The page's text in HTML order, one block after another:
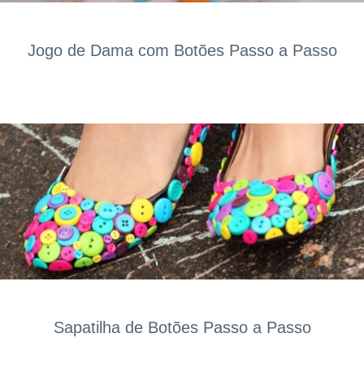
Jogo de Dama com Botões Passo a Passo
Sapatilha de Botões Passo a Passo